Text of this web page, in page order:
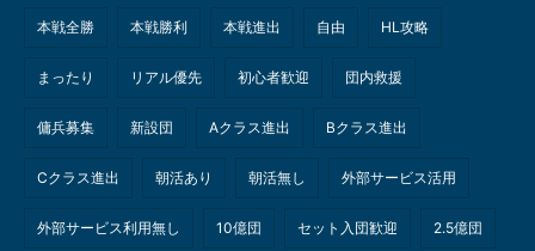
本戦全勝 本戦勝利 本戦進出 自由 HL攻略
まったり リアル優先 初心者歓迎 団内救援
傭兵募集 新設団 Aクラス進出 Bクラス進出
Cクラス進出 朝活あり 朝活無し 外部サービス活用
外部サービス利用無し 10億団 セット入団歓迎 2.5億団